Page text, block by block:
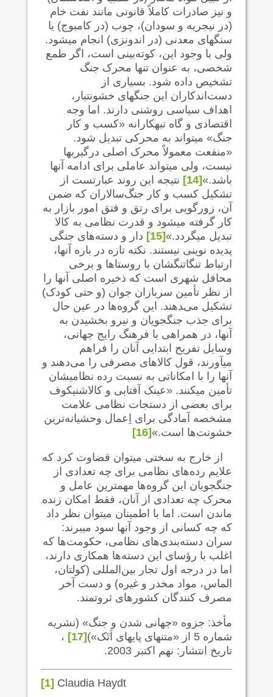
و نیز صادرات کاملاً قانونی مانند نفت خام
(در نیجریه و سودان)، چوب (در کامبوج) یا
سنگهای معدنی (در اندونزی) انجام می‍شود.
ولی با وجود این، کوته‌بینی است، اگر طمع
شخصی، به عنوان تنها محرک جنگ
تشخیص داده شود. بسیاری از
دست‌اندکاران این جنگهای خشونت‍بار،
اهداف سیاسی روشنی دارند. اما وجه
اقتصادی و گاه تبهکارانه «کسب و کار
جنگ» می‍تواند به محرکی تبدیل شود.
«منفعت معمولاً محرک اصلی درگیریها
نیست، ولی می‍تواند عاملی برای ادامه آنها
باشد.»[14]
نتیجه این روند عبارتست از
تشکیل کسب و کار جنگ‌سالاران که ضمن
آن، زورگویی برای رتق و فتق امور بازار به
کار گرفته می‍شود و قدرت نظامی به کالا
تبدیل می‍گردد.»[15]
دار و دسته‌های جنگی
پدیده نوینی نیستند. نکته تازه در باره آنها،
ارتباط تنگاتنگشان با روستاها و برخی
محافل شهری است که ذخیره اصلی آنها را
از نظر تأمین سربازان جوان (و حتی کودک)
تشکیل می‌‍د‌هند. این گروه‌ها در عین حال
برای جذب جنگجویان و نیرو بخشیدن به
آنها، در همراهی با فرهنگ رایج جهانی،
وسایل تفریح ابتدایی آنان را فراهم
می‍آورند، قول کالاهای مصرفی را می‌دهند و
آنها را با امکاناتی به نسبت رده نظامیشان
تأمین می‍کنند. «عینک آفتابی و کالاشنیکوف
برای بعضی از دستجات نظامی علامت
مشخصه آمادگی برای اِعمال وحشیانه‌ترین
خشونت‌ها است.»[16]
از خارج به سختی می‍توان قضاوت کرد که
علایم رده‌های نظامی برای چه تعدادی از
جنگجویان این گروه‌ها مهمترین عامل و
محرک چه تعدادی از آنان، فقط امکان زنده
ماندن است. اما با اطمینان می‍توان نظر داد
که چه کسانی از وجود آنها سود می‍برند:
سران دسته‌بندی‌های نظامی، حکومت‌ها که
اغلب با رؤسای این دسته‌ها همکاری دارند،
اما در درجه اول تجار بین‌المللی (کولتان،
الماس، مواد مخدر و غیره) و دست آخر
مصرف کنندگان کشورهای ثروتمند.
مأخذ: جزوه «جهانی شدن و جنگ» (نشریه
شماره 5 از «متنهای پایه‍ای اَتَک»)
[17]
،
تاریخ انتشار: نهم اکتبر 2003.
[1] Claudia Haydt